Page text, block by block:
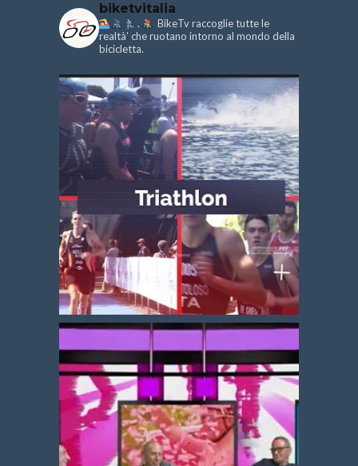
biketvitalia
.
BikeTv raccoglie tutte le
realtà’ che ruotano intorno al mondo della
bicicletta.